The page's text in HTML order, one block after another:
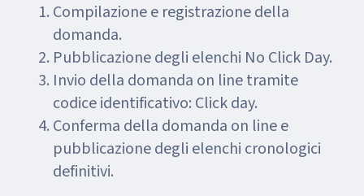
Compilazione e registrazione della
domanda.
Pubblicazione degli elenchi No Click Day.
Invio della domanda on line tramite
codice identificativo: Click day.
Conferma della domanda on line e
pubblicazione degli elenchi cronologici
definitivi.